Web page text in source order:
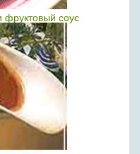
фруктовый соус